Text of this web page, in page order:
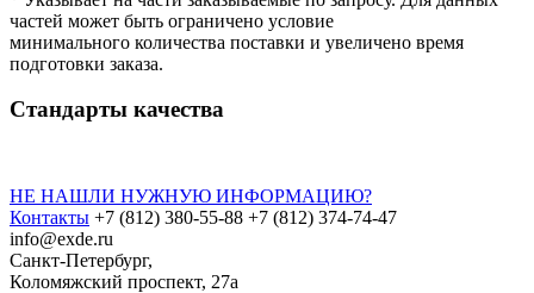
частей может быть ограничено условие
минимального количества поставки и увеличено время
подготовки заказа.
Стандарты качества
НЕ НАШЛИ НУЖНУЮ ИНФОРМАЦИЮ?
Контакты +7 (812) 380-55-88 +7 (812) 374-74-47
info@exde.ru
Санкт-Петербург,
Коломяжский проспект, 27a